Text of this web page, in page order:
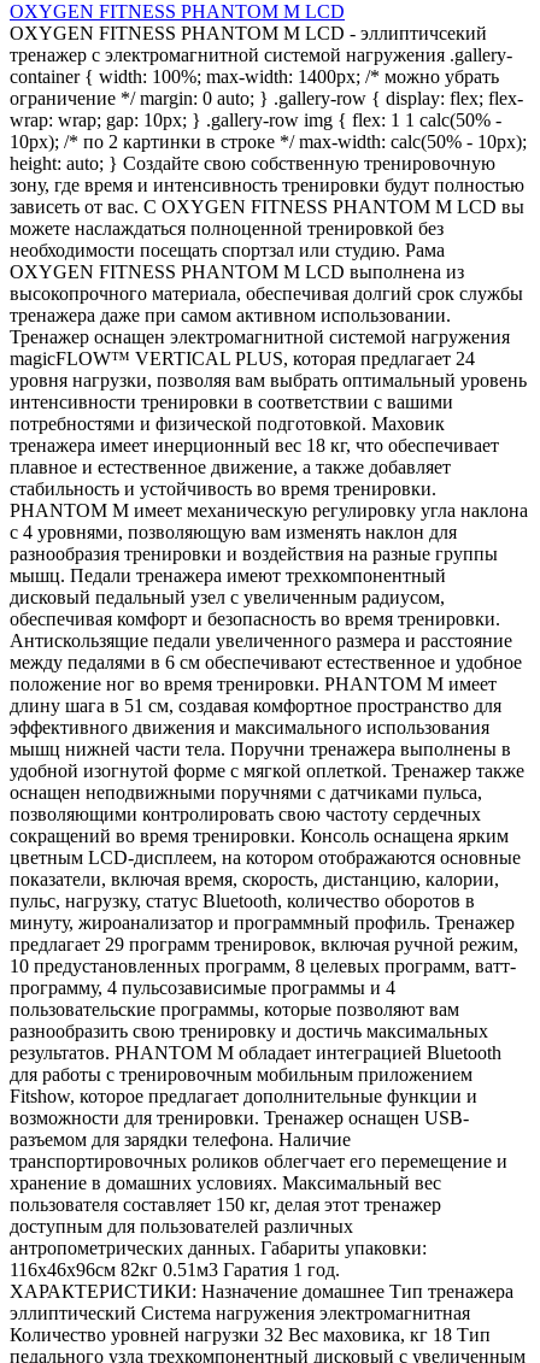
OXYGEN FITNESS PHANTOM M LCD
OXYGEN FITNESS PHANTOM M LCD - эллиптичсекий
тренажер с электромагнитной системой нагружения .gallery-
container { width: 100%; max-width: 1400px; /* можно убрать
ограничение */ margin: 0 auto; } .gallery-row { display: flex; flex-
wrap: wrap; gap: 10px; } .gallery-row img { flex: 1 1 calc(50% -
10px); /* по 2 картинки в строке */ max-width: calc(50% - 10px);
height: auto; } Создайте свою собственную тренировочную
зону, где время и интенсивность тренировки будут полностью
зависеть от вас. С OXYGEN FITNESS PHANTOM M LCD вы
можете наслаждаться полноценной тренировкой без
необходимости посещать спортзал или студию. Рама
OXYGEN FITNESS PHANTOM M LCD выполнена из
высокопрочного материала, обеспечивая долгий срок службы
тренажера даже при самом активном использовании.
Тренажер оснащен электромагнитной системой нагружения
magicFLOW™ VERTICAL PLUS, которая предлагает 24
уровня нагрузки, позволяя вам выбрать оптимальный уровень
интенсивности тренировки в соответствии с вашими
потребностями и физической подготовкой. Маховик
тренажера имеет инерционный вес 18 кг, что обеспечивает
плавное и естественное движение, а также добавляет
стабильность и устойчивость во время тренировки.
PHANTOM M имеет механическую регулировку угла наклона
с 4 уровнями, позволяющую вам изменять наклон для
разнообразия тренировки и воздействия на разные группы
мышц. Педали тренажера имеют трехкомпонентный
дисковый педальный узел с увеличенным радиусом,
обеспечивая комфорт и безопасность во время тренировки.
Антискользящие педали увеличенного размера и расстояние
между педалями в 6 см обеспечивают естественное и удобное
положение ног во время тренировки. PHANTOM M имеет
длину шага в 51 см, создавая комфортное пространство для
эффективного движения и максимального использования
мышц нижней части тела. Поручни тренажера выполнены в
удобной изогнутой форме с мягкой оплеткой. Тренажер также
оснащен неподвижными поручнями с датчиками пульса,
позволяющими контролировать свою частоту сердечных
сокращений во время тренировки. Консоль оснащена ярким
цветным LCD-дисплеем, на котором отображаются основные
показатели, включая время, скорость, дистанцию, калории,
пульс, нагрузку, статус Bluetooth, количество оборотов в
минуту, жироанализатор и программный профиль. Тренажер
предлагает 29 программ тренировок, включая ручной режим,
10 предустановленных программ, 8 целевых программ, ватт-
программу, 4 пульсозависимые программы и 4
пользовательские программы, которые позволяют вам
разнообразить свою тренировку и достичь максимальных
результатов. PHANTOM M обладает интеграцией Bluetooth
для работы с тренировочным мобильным приложением
Fitshow, которое предлагает дополнительные функции и
возможности для тренировки. Тренажер оснащен USB-
разъемом для зарядки телефона. Наличие
транспортировочных роликов облегчает его перемещение и
хранение в домашних условиях. Максимальный вес
пользователя составляет 150 кг, делая этот тренажер
доступным для пользователей различных
антропометрических данных. Габариты упаковки:
116х46х96см 82кг 0.51м3 Гаратия 1 год.
ХАРАКТЕРИСТИКИ: Назначение домашнее Тип тренажера
эллиптический Система нагружения электромагнитная
Количество уровней нагрузки 32 Вес маховика, кг 18 Тип
педального узла трехкомпонентный дисковый с увеличенным